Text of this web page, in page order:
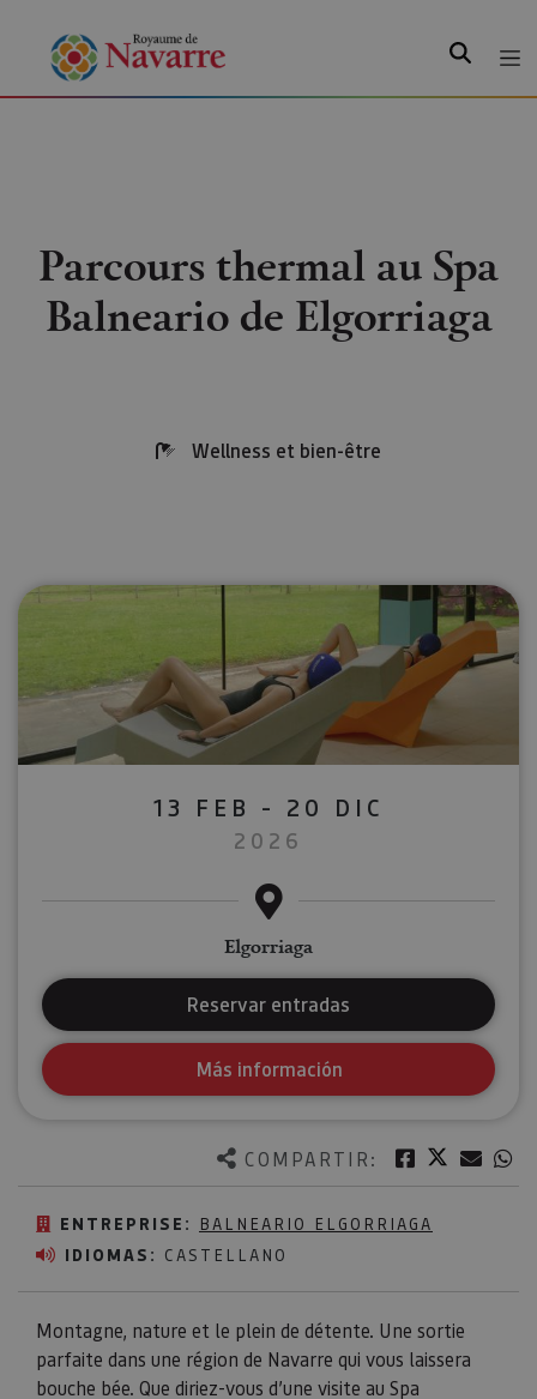
Parcours thermal au Spa
Balneario de Elgorriaga
Wellness et bien-être
COMPARTIR: Facebook
Twitter
ENTREPRISE: BALNEARIO ELGORRIAGA
IDIOMAS: CASTELLANO
Montagne, nature et le plein de détente. Une sortie
parfaite dans une région de Navarre qui vous laissera
bouche bée. Que diriez-vous d’une visite au Spa
13 FEB - 20 DIC
2026
Elgorriaga
Reservar entradas
Más información